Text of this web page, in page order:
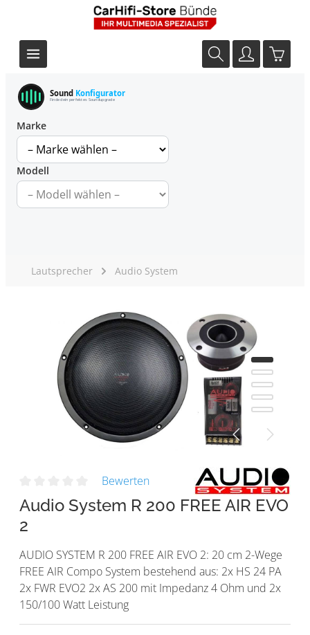
Sound Konfigurator
Finde dein perfektes Soundupgrade
Marke
Modell
Lautsprecher Audio System
Bewerten
Audio System R 200 FREE AIR EVO
2
AUDIO SYSTEM R 200 FREE AIR EVO 2: 20 cm 2-Wege
FREE AIR Compo System bestehend aus: 2x HS 24 PA
2x FWR EVO2 2x AS 200 mit Impedanz 4 Ohm und 2x
150/100 Watt Leistung